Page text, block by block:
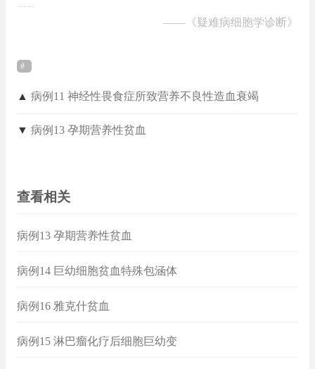
……
—— 《疑难病细胞学诊断》
▲ 病例11 神经性畏食症所致营养不良性造血衰竭
▼ 病例13 孕期营养性贫血
查看相关
病例13 孕期营养性贫血
病例14 巨幼细胞贫血特殊包涵体
病例16 雅克什贫血
病例15 淋巴瘤化疗后细胞巨幼变